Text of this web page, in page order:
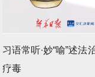
习语常听·妙“喻”述法
疗毒